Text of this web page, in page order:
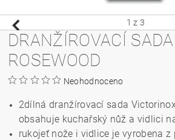
1 z 3
DRANŽÍROVACÍ SADA
ROSEWOOD
Neohodnoceno
2dílná dranžírovací sada
obsahuje kuchařský nůž a vidlici
rukojeť nože i vidlice je vyrobena